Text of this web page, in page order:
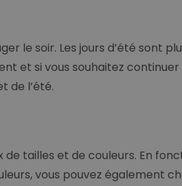
le soir. Les jours d’été sont
et si vous souhaitez
de l’été.
de tailles et de couleurs. En
vous pouvez également